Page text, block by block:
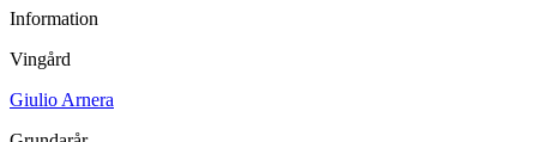
Information
Vingård
Giulio Arnera